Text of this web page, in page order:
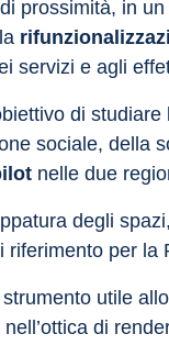
prossimità, in
servizi e agli
di
sociale, della
nelle due
degli
per
utile
nell’ottica di